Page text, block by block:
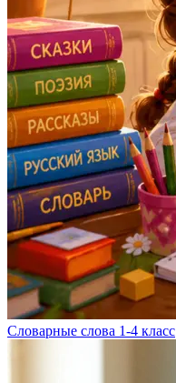
Словарные слова 1-4 класс